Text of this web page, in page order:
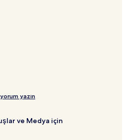
yazın
ve Medya için